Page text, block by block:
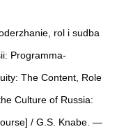
rol i sudba
Programma-
The Content, Role
Culture of Russia:
/ G.S. Knabe. —